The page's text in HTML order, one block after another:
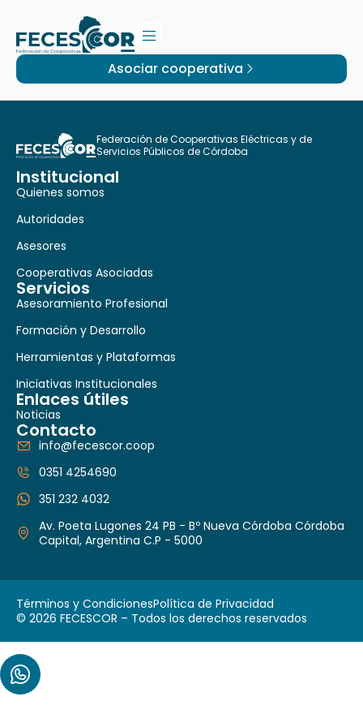
Asociar cooperativa
Federación de Cooperativas Eléctricas y de
Servicios Públicos de Córdoba
Institucional
Quienes somos
Autoridades
Asesores
Cooperativas Asociadas
Servicios
Asesoramiento Profesional
Formación y Desarrollo
Herramientas y Plataformas
Iniciativas Institucionales
Enlaces útiles
Noticias
Contacto
info@fecescor.coop
0351 4254690
351 232 4032
Av. Poeta Lugones 24 PB - Bº Nueva Córdoba Córdoba
Capital, Argentina C.P - 5000
© 2026 FECESCOR – Todos los derechos reservados
Términos y CondicionesPolítica de Privacidad